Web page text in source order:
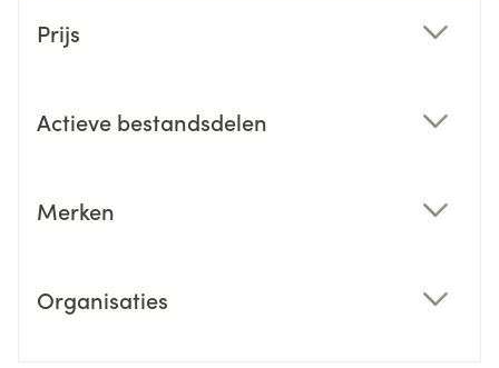
Prijs
Actieve bestandsdelen
Merken
Organisaties